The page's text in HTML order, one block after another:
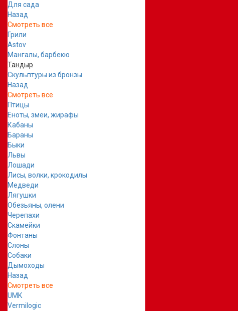
Для сада
Назад
Смотреть все
Грили
Astov
Мангалы, барбекю
Тандыр
Скульптуры из бронзы
Назад
Смотреть все
Птицы
Еноты, змеи, жирафы
Кабаны
Бараны
Быки
Львы
Лошади
Лисы, волки, крокодилы
Медведи
Лягушки
Обезьяны, олени
Черепахи
Скамейки
Фонтаны
Слоны
Собаки
Дымоходы
Назад
Смотреть все
UMK
Vermilogic